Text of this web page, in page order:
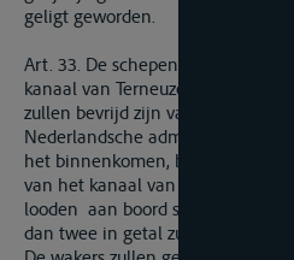
geligt geworden.
Art. 33. De schepen, welke uit
kanaal van Terneuzen en de
zullen bevrijd zijn van alle
Nederlandsche administratie van
het binnenkomen, bij het uitgaan,
van het kanaal van Terneuzen,
looden aan boord stellen van
dan twee in getal zullen mogen